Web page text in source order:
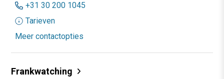
+31 30 200 1045
Tarieven
Meer contactopties
Frankwatching